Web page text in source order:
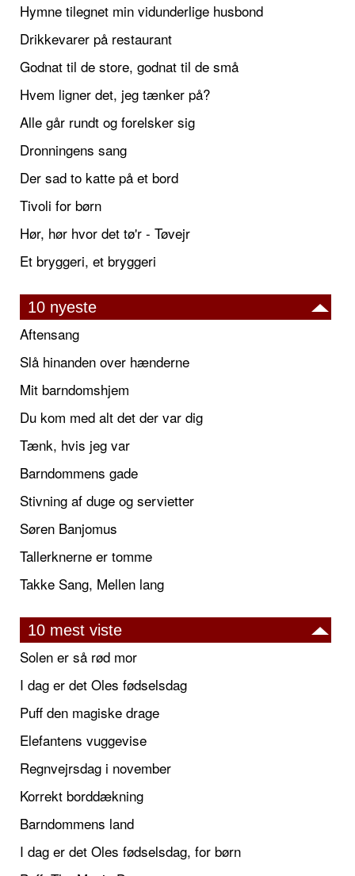
Hymne tilegnet min vidunderlige husbond
Drikkevarer på restaurant
Godnat til de store, godnat til de små
Hvem ligner det, jeg tænker på?
Alle går rundt og forelsker sig
Dronningens sang
Der sad to katte på et bord
Tivoli for børn
Hør, hør hvor det tø'r - Tøvejr
Et bryggeri, et bryggeri
10 nyeste
Aftensang
Slå hinanden over hænderne
Mit barndomshjem
Du kom med alt det der var dig
Tænk, hvis jeg var
Barndommens gade
Stivning af duge og servietter
Søren Banjomus
Tallerknerne er tomme
Takke Sang, Mellen lang
10 mest viste
Solen er så rød mor
I dag er det Oles fødselsdag
Puff den magiske drage
Elefantens vuggevise
Regnvejrsdag i november
Korrekt borddækning
Barndommens land
I dag er det Oles fødselsdag, for børn